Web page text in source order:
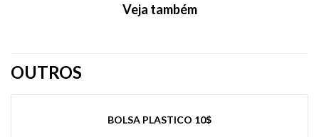
Veja também
OUTROS
BOLSA PLASTICO 10$